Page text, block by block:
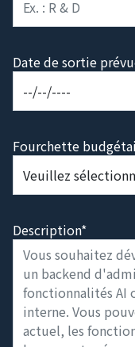
Date de sortie
Fourchette
Description*